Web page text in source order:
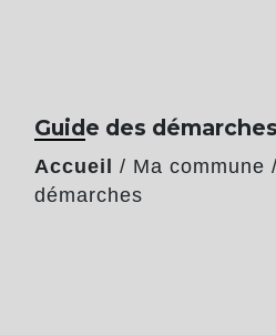
Guide des démarches
Accueil / Ma commune /
démarches